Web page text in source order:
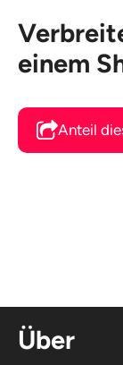
einem
Anteil
Über